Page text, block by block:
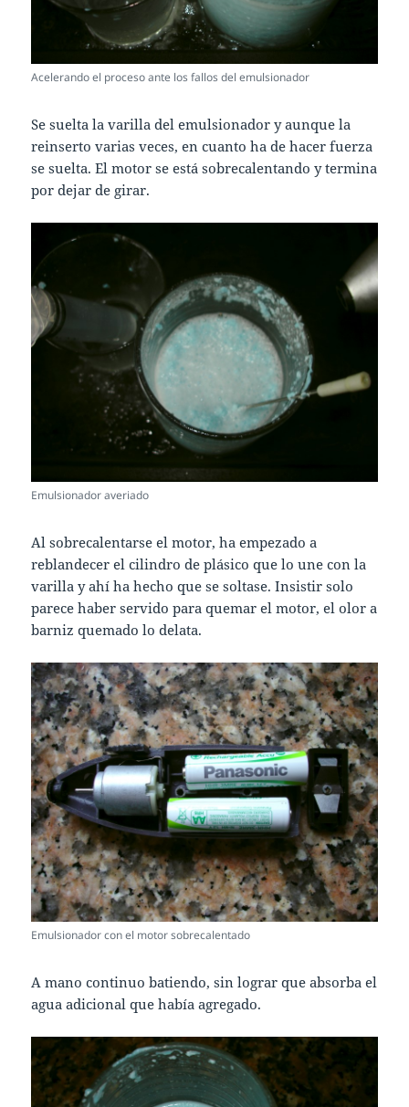
Acelerando el proceso ante los fallos del emulsionador
Se suelta la varilla del emulsionador y aunque la
reinserto varias veces, en cuanto ha de hacer fuerza
se suelta. El motor se está sobrecalentando y termina
por dejar de girar.
Emulsionador averiado
Al sobrecalentarse el motor, ha empezado a
reblandecer el cilindro de plásico que lo une con la
varilla y ahí ha hecho que se soltase. Insistir solo
parece haber servido para quemar el motor, el olor a
barniz quemado lo delata.
Emulsionador con el motor sobrecalentado
A mano continuo batiendo, sin lograr que absorba el
agua adicional que había agregado.